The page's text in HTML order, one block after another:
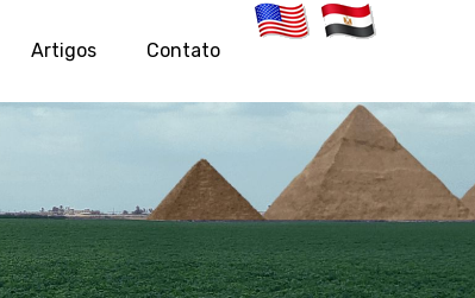
Artigos Contato
Artigos Recentes